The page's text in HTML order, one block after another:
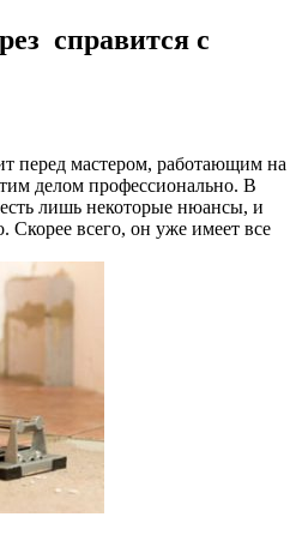
справится с
перед мастером, работающим на
делом профессионально. В
лишь некоторые нюансы, и
Скорее всего, он уже имеет все